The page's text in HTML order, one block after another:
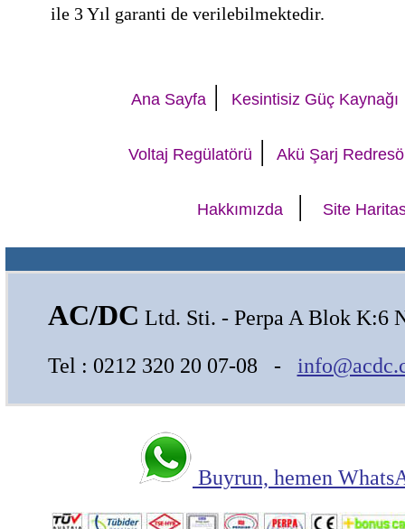
ile 3 Yıl garanti de verilebilmektedir.
Ana Sayfa | Kesintisiz Güç Kaynağı
Voltaj Regülatörü | Akü Şarj
Hakkımızda | Site
AC/DC Ltd. Sti. - Perpa A Blok K:6
Tel : 0212 320 20 07-08 -
Buyrun, hemen